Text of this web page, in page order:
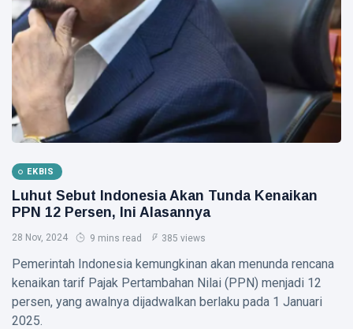
Plt
Gubernur
Usai Riau
Masuk
Lima
Besar
ADLG
Awards
2026
TANJUNGPINANG
Tanjungpinang
Ingatkan
Warga
Waspadai
Penipuan
Pungut
Retribusi
Sampah
07 Aug,
2026
NATUNA
167 RTLH di
Natuna
Direhabilitasi
dengan
Kementerian
07 Aug,
2026
34
views
RIAU
SKK
Migas,
PHR dan
Polda Riau
07
Aug,
31
views
EKBIS
Luhut Sebut Indonesia Akan Tunda Kenaikan
PPN 12 Persen, Ini Alasannya
28 Nov, 2024 9 mins read 385 views
Pemerintah Indonesia kemungkinan akan menunda rencana
kenaikan tarif Pajak Pertambahan Nilai (PPN) menjadi 12
persen, yang awalnya dijadwalkan berlaku pada 1 Januari
2025.